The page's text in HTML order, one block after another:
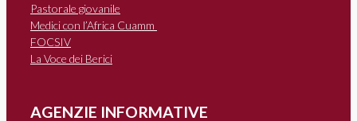
Pastorale giovanile
Medici con l’Africa Cuamm
FOCSIV
La Voce dei Berici
AGENZIE INFORMATIVE